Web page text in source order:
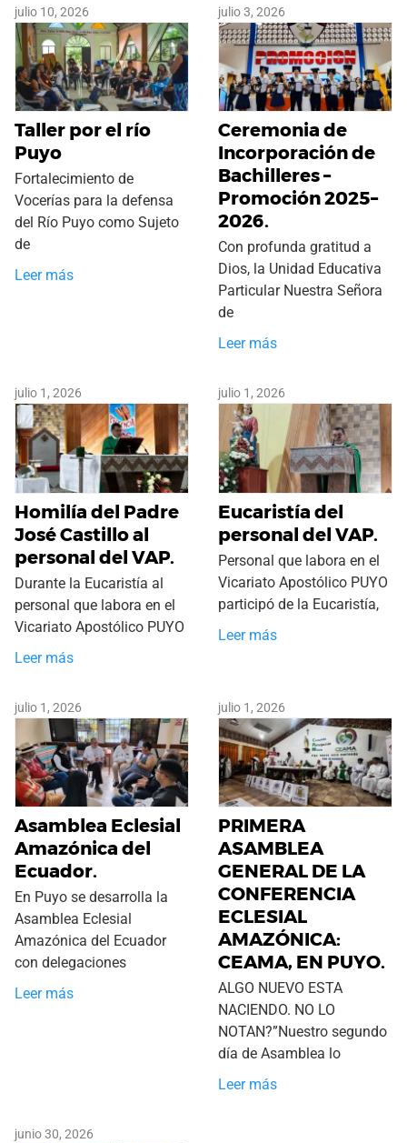
julio 10, 2026
Taller por el río
Puyo
Fortalecimiento de
Vocerías para la defensa
del Río Puyo como Sujeto
de
Leer más
julio 3, 2026
Ceremonia de
Incorporación de
Bachilleres –
Promoción 2025–
2026.
Con profunda gratitud a
Dios, la Unidad Educativa
Particular Nuestra Señora
de
Leer más
julio 1, 2026
Homilía del Padre
José Castillo al
personal del VAP.
Durante la Eucaristía al
personal que labora en el
Vicariato Apostólico PUYO
Leer más
julio 1, 2026
Eucaristía del
personal del VAP.
Personal que labora en el
Vicariato Apostólico PUYO
participó de la Eucaristía,
Leer más
julio 1, 2026
Asamblea Eclesial
Amazónica del
Ecuador.
En Puyo se desarrolla la
Asamblea Eclesial
Amazónica del Ecuador
con delegaciones
Leer más
julio 1, 2026
PRIMERA
ASAMBLEA
GENERAL DE LA
CONFERENCIA
ECLESIAL
AMAZÓNICA:
CEAMA, EN PUYO.
ALGO NUEVO ESTA
NACIENDO. NO LO
NOTAN?”Nuestro segundo
día de Asamblea lo
Leer más
junio 30, 2026